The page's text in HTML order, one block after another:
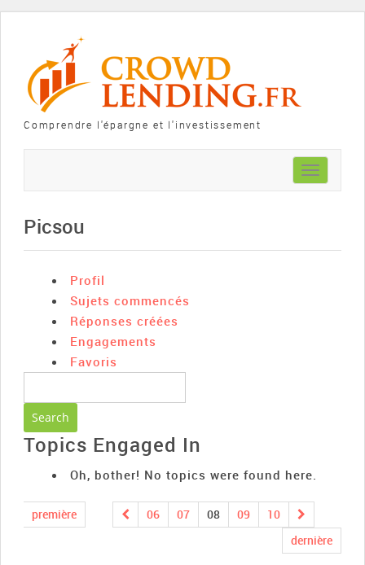
Comprendre l'épargne et l'investissement
Toggle
navigation
Picsou
Profil
Sujets commencés
Réponses créées
Engagements
Favoris
Topics Engaged In
Oh, bother! No topics were found here.
première 06 07 08 09
10
dernière